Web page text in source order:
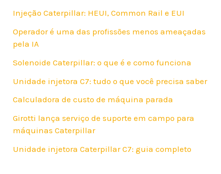
Injeção Caterpillar: HEUI, Common Rail e EUI
Operador é uma das profissões menos ameaçadas
pela IA
Solenoide Caterpillar: o que é e como funciona
Unidade injetora C7: tudo o que você precisa saber
Calculadora de custo de máquina parada
Girotti lança serviço de suporte em campo para
máquinas Caterpillar
Unidade injetora Caterpillar C7: guia completo